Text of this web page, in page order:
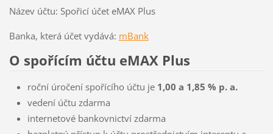
Název účtu: Spořicí účet eMAX Plus
Banka, která účet vydává: mBank
O spořícím účtu eMAX Plus
roční úročení spořícího účtu je 1,00 a 1,85 % p. a.
vedení účtu zdarma
internetové bankovnictví zdarma